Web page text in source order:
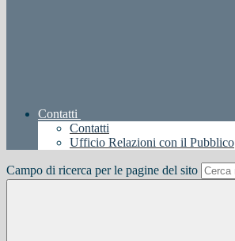
Contatti
Contatti
Ufficio Relazioni con il Pubblico
Campo di ricerca per le pagine del sito